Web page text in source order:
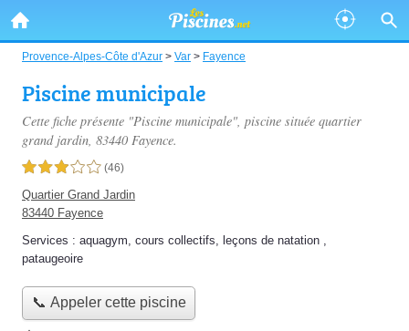
Provence-Alpes-Côte d'Azur > Var > Fayence
Piscine municipale
Cette fiche présente "Piscine municipale", piscine située quartier
grand jardin, 83440 Fayence.
3,0 étoiles sur 5 (46)
Quartier Grand Jardin
83440 Fayence
Services : aquagym, cours collectifs, leçons de natation ,
pataugeoire
📞 Appeler cette piscine